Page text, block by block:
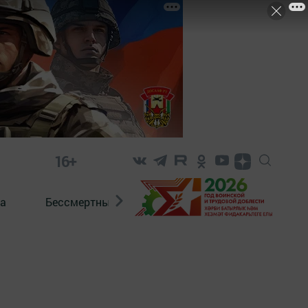
16+
Бессмертный полк. Кряшены